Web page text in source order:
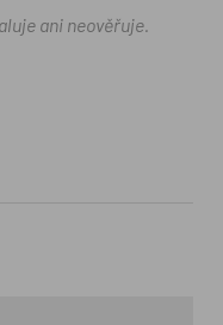
ani neověřuje.